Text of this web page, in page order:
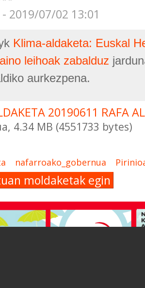
2019/07/02 13:01
Klima-aldaketa: Euskal
leihoak zabalduz
aurkezpena.
20190611 RAFA
4.34 MB (4551733 bytes)
nafarroako_gobernua
moldaketak egin